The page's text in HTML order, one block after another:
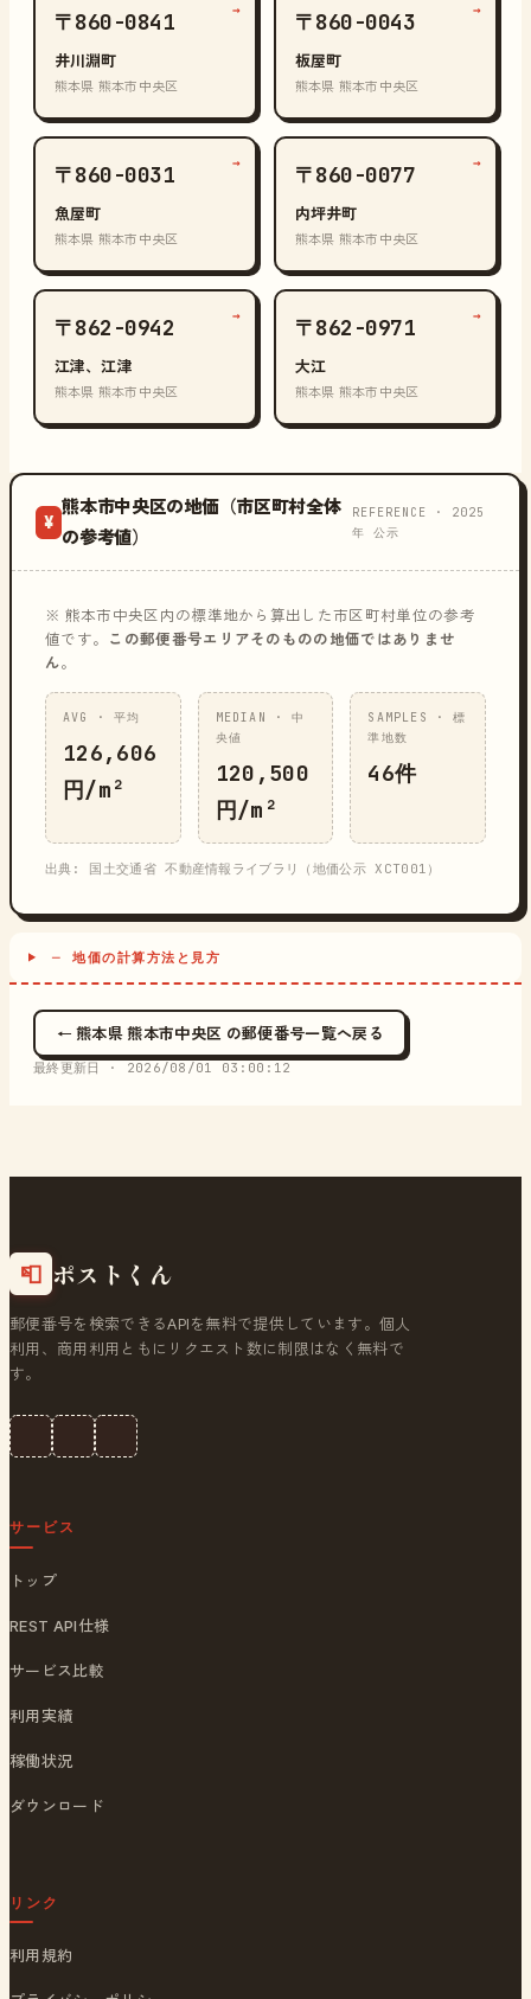
〒860-0841
井川淵町
熊本県 熊本市中央区
→ 〒860-0043
板屋町
熊本県 熊本市中央区
→
〒860-0031
魚屋町
熊本県 熊本市中央区
→ 〒860-0077
内坪井町
熊本県 熊本市中央区
→
〒862-0942
江津、江津
熊本県 熊本市中央区
→ 〒862-0971
大江
熊本県 熊本市中央区
→
¥
熊本市中央区の地価（市区町村全体
の参考値）
REFERENCE · 2025
年 公示
※ 熊本市中央区内の標準地から算出した市区町村単位の参考
値です。
この郵便番号エリアそのものの地価ではありませ
ん。
AVG · 平均
126,606
円/m²
MEDIAN · 中
央値
120,500
円/m²
SAMPLES · 標
準地数
46件
出典: 国土交通省 不動産情報ライブラリ（地価公示 XCT001）
─ 地価の計算方法と見方
← 熊本県 熊本市中央区 の郵便番号一覧へ戻る
最終更新日 · 2026/08/01 03:00:12
📮 ポストくん
郵便番号を検索できるAPIを無料で提供しています。個人
利用、商用利用ともにリクエスト数に制限はなく無料で
す。
サービス
トップ
REST API仕様
サービス比較
利用実績
稼働状況
ダウンロード
リンク
利用規約